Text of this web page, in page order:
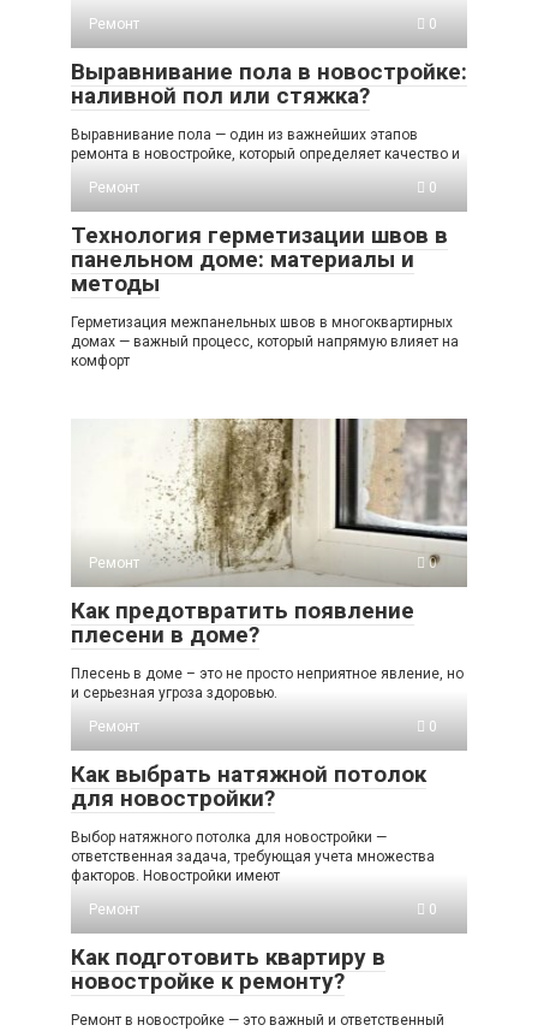
Ремонт
0
Выравнивание пола в новостройке:
наливной пол или стяжка?
Выравнивание пола — один из важнейших этапов
ремонта в новостройке, который определяет качество и
Ремонт
0
Технология герметизации швов в
панельном доме: материалы и
методы
Герметизация межпанельных швов в многоквартирных
домах — важный процесс, который напрямую влияет на
комфорт
Ремонт 0
Как предотвратить появление
плесени в доме?
Плесень в доме – это не просто неприятное явление, но
и серьезная угроза здоровью.
Ремонт
0
Как выбрать натяжной потолок
для новостройки?
Выбор натяжного потолка для новостройки —
ответственная задача, требующая учета множества
факторов. Новостройки имеют
Ремонт
0
Как подготовить квартиру в
новостройке к ремонту?
Ремонт в новостройке — это важный и ответственный